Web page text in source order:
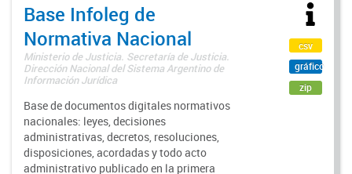
Base Infoleg de
Normativa Nacional
Ministerio de Justicia. Secretaría de Justicia.
Dirección Nacional del Sistema Argentino de
Información Jurídica
Base de documentos digitales normativos
nacionales: leyes, decisiones
administrativas, decretos, resoluciones,
disposiciones, acordadas y todo acto
administrativo publicado en la primera
csv
gráfico
zip